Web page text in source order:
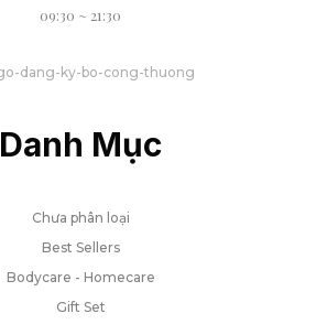
09:30 ~ 21:30
Danh Mục
Chưa phân loại
Best Sellers
Bodycare - Homecare
Gift Set